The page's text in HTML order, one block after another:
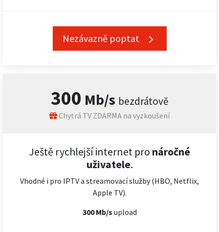
Nezávazně poptat
300 Mb/s bezdrátově
Chytrá TV ZDARMA na vyzkoušení
Ještě rychlejší internet pro náročné
uživatele.
Vhodné i pro IPTV a streamovací služby (HBO, Netflix,
Apple TV).
300 Mb/s upload